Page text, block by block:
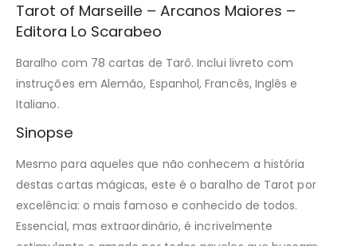
Tarot of Marseille – Arcanos Maiores –
Editora Lo Scarabeo
Baralho com 78 cartas de Tarô. Inclui livreto com
instruções em Alemão, Espanhol, Francês, Inglês e
Italiano.
Sinopse
Mesmo para aqueles que não conhecem a história
destas cartas mágicas, este é o baralho de Tarot por
excelência: o mais famoso e conhecido de todos.
Essencial, mas extraordinário, é incrivelmente